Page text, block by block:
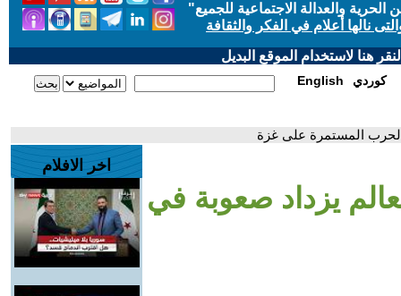
والعدالة الاجتماعية للجميع"
نالها أعلام في الفكر والثقافة
هنا لاستخدام الموقع البديل
English كوردي
المستمرة على غزة
يزداد صعوبة في
اخر الافلام